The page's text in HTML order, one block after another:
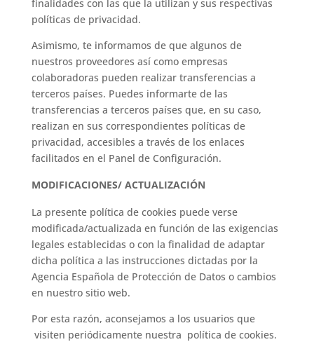
finalidades con las que la utilizan y sus respectivas
políticas de privacidad.
Asimismo, te informamos de que algunos de
nuestros proveedores así como empresas
colaboradoras pueden realizar transferencias a
terceros países. Puedes informarte de las
transferencias a terceros países que, en su caso,
realizan en sus correspondientes políticas de
privacidad, accesibles a través de los enlaces
facilitados en el Panel de Configuración.
MODIFICACIONES/ ACTUALIZACIÓN
La presente política de cookies puede verse
modificada/actualizada en función de las exigencias
legales establecidas o con la finalidad de adaptar
dicha política a las instrucciones dictadas por la
Agencia Española de Protección de Datos o cambios
en nuestro sitio web.
Por esta razón, aconsejamos a los usuarios que
visiten periódicamente nuestra política de cookies.